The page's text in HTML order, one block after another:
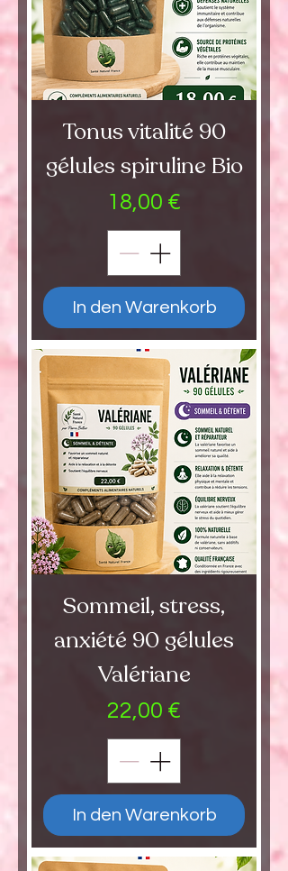
Tonus vitalité 90
gélules spiruline Bio
Preis
18,00 €
In den Warenkorb
Sommeil, stress,
anxiété 90 gélules
Valériane
Preis
22,00 €
In den Warenkorb